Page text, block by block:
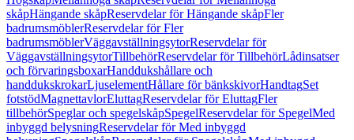
skåpHängande skåpReservdelar för Hängande skåpFler
badrumsmöblerReservdelar för Fler
badrumsmöblerVäggavställningsytorReservdelar för
VäggavställningsytorTillbehörReservdelar för TillbehörLådinsatser
och förvaringsboxarHanddukshållare och
handdukskrokarLjuselementHållare för bänkskivorHandtagSet
fotstödMagnettavlorEluttagReservdelar för EluttagFler
tillbehörSpeglar och spegelskåpSpegelReservdelar för SpegelMed
inbyggd belysningReservdelar för Med inbyggd